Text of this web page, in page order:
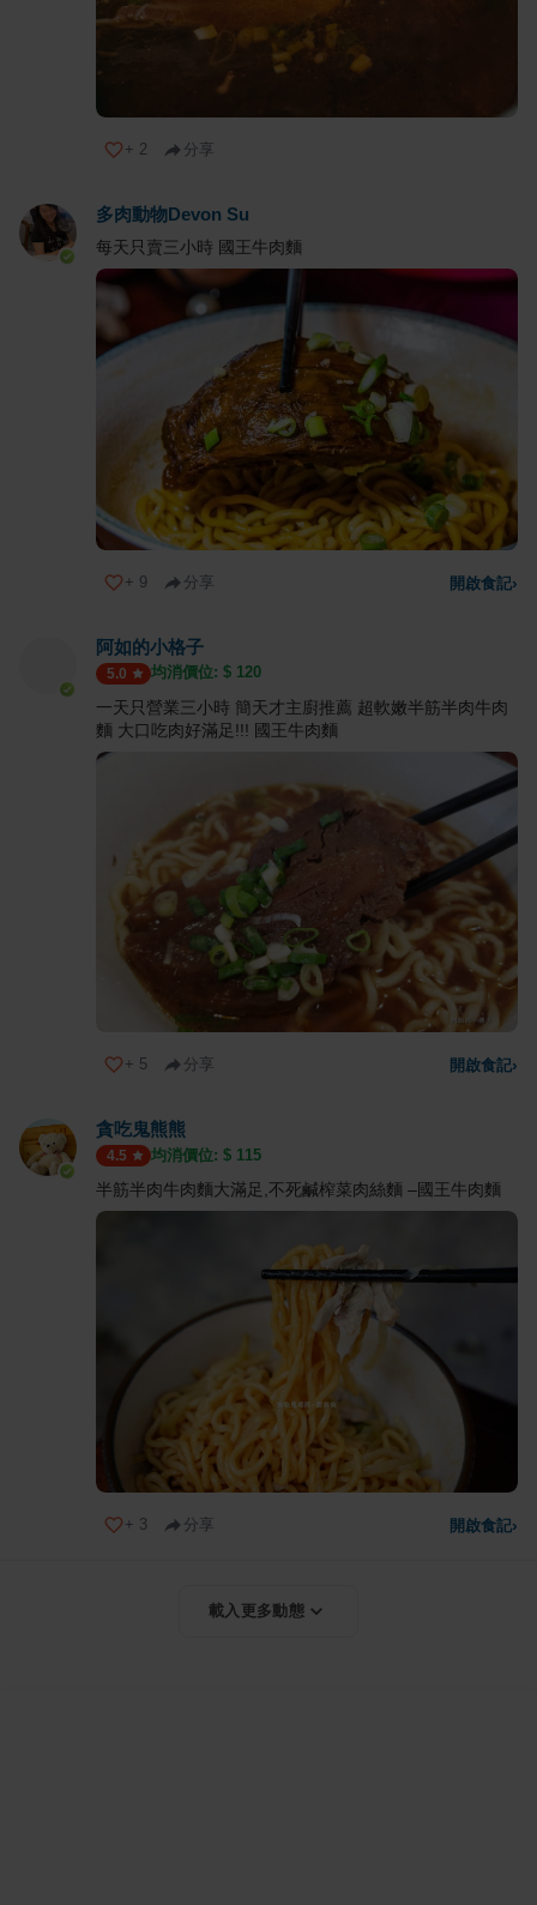
+ 2 分享
多肉動物Devon Su
每天只賣三小時 國王牛肉麵
+ 9 分享 開啟食記›
阿如的小格子
5.0 均消價位: $ 120
一天只營業三小時 簡天才主廚推薦 超軟嫩半筋半肉牛肉
麵 大口吃肉好滿足!!! 國王牛肉麵
+ 5 分享 開啟食記›
貪吃鬼熊熊
4.5 均消價位: $ 115
半筋半肉牛肉麵大滿足,不死鹹榨菜肉絲麵 –國王牛肉麵
+ 3 分享 開啟食記›
載入更多動態